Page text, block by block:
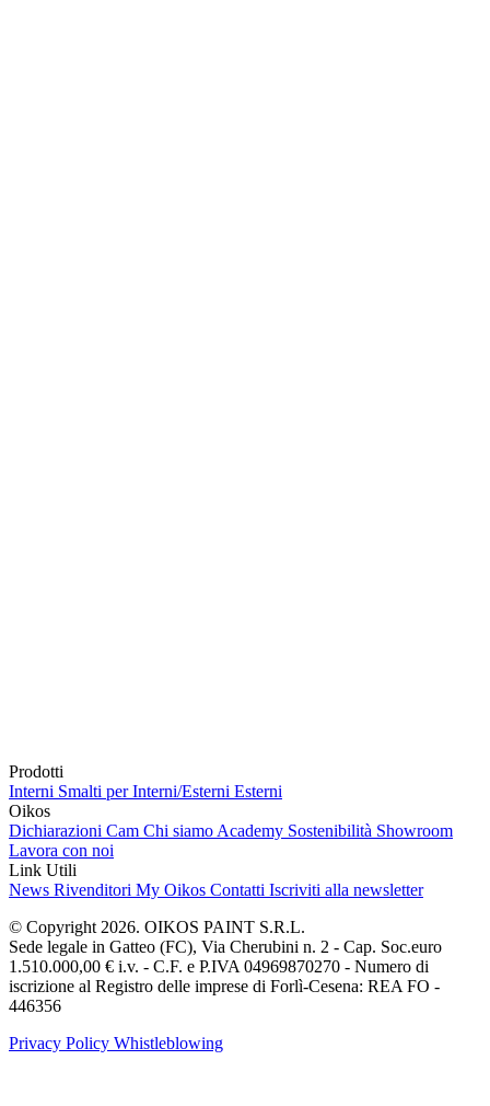
Prodotti
Interni Smalti per Interni/Esterni Esterni
Oikos
Dichiarazioni Cam Chi siamo Academy Sostenibilità Showroom
Lavora con noi
Link Utili
News Rivenditori My Oikos Contatti Iscriviti alla newsletter
© Copyright 2026. OIKOS PAINT S.R.L.
Sede legale in Gatteo (FC), Via Cherubini n. 2 - Cap. Soc.euro
1.510.000,00 € i.v. - C.F. e P.IVA 04969870270 - Numero di
iscrizione al Registro delle imprese di Forlì-Cesena: REA FO -
446356
Privacy Policy Whistleblowing